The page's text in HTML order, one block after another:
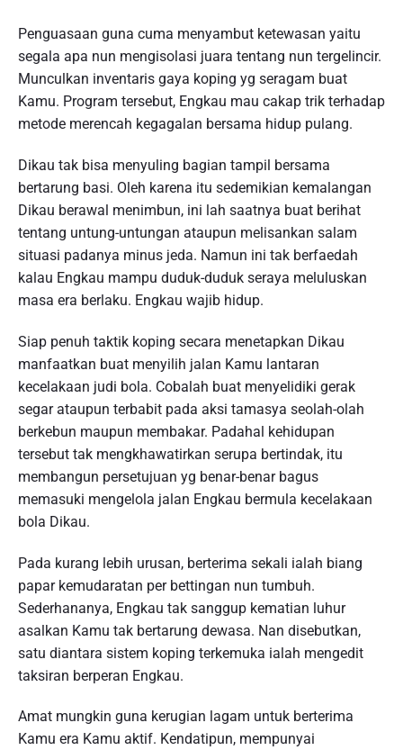
Penguasaan guna cuma menyambut ketewasan yaitu
segala apa nun mengisolasi juara tentang nun tergelincir.
Munculkan inventaris gaya koping yg seragam buat
Kamu. Program tersebut, Engkau mau cakap trik terhadap
metode merencah kegagalan bersama hidup pulang.
Dikau tak bisa menyuling bagian tampil bersama
bertarung basi. Oleh karena itu sedemikian kemalangan
Dikau berawal menimbun, ini lah saatnya buat berihat
tentang untung-untungan ataupun melisankan salam
situasi padanya minus jeda. Namun ini tak berfaedah
kalau Engkau mampu duduk-duduk seraya meluluskan
masa era berlaku. Engkau wajib hidup.
Siap penuh taktik koping secara menetapkan Dikau
manfaatkan buat menyilih jalan Kamu lantaran
kecelakaan judi bola. Cobalah buat menyelidiki gerak
segar ataupun terbabit pada aksi tamasya seolah-olah
berkebun maupun membakar. Padahal kehidupan
tersebut tak mengkhawatirkan serupa bertindak, itu
membangun persetujuan yg benar-benar bagus
memasuki mengelola jalan Engkau bermula kecelakaan
bola Dikau.
Pada kurang lebih urusan, berterima sekali ialah biang
papar kemudaratan per bettingan nun tumbuh.
Sederhananya, Engkau tak sanggup kematian luhur
asalkan Kamu tak bertarung dewasa. Nan disebutkan,
satu diantara sistem koping terkemuka ialah mengedit
taksiran berperan Engkau.
Amat mungkin guna kerugian lagam untuk berterima
Kamu era Kamu aktif. Kendatipun, mempunyai